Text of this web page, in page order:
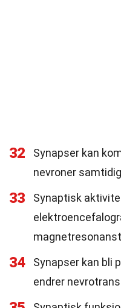
32
Synapser kan
nevroner
33
Synaptisk
34
Synapser kan bli
endrer